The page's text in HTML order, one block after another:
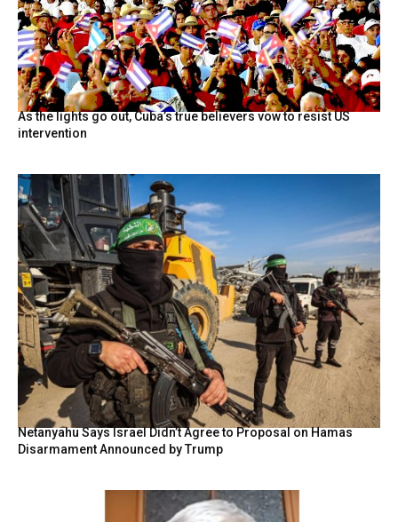
As the lights go out, Cuba’s true believers vow to resist US
intervention
Netanyahu Says Israel Didn’t Agree to Proposal on Hamas
Disarmament Announced by Trump